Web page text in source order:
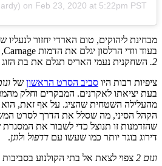
on Feb 23, 2020 at 5:22pm PST
מבחינת ליהוקים, טום הארדי יחזור לנעליו
בעוד וודי הרלסון יגלם את הדמות Carnage, האנטגוניסט החדש של
2. השחקנית נעמי האריס תגלם את בת הזוג
ציפיות רבות היו סביב הסרט הראשון של
בעת יציאתו לאקרנים. המבקרים וחלק
מהעלילה השטחית שהציג. על אף זאת, הוא
הקהל הסיני, מה שסלל את הדרך לסרט
דירוג בוגר יותר כמו שעשו עם דדפול ולוגן.
ונום 2
צפוי לצאת אל בתי הקולנוע בסביבות